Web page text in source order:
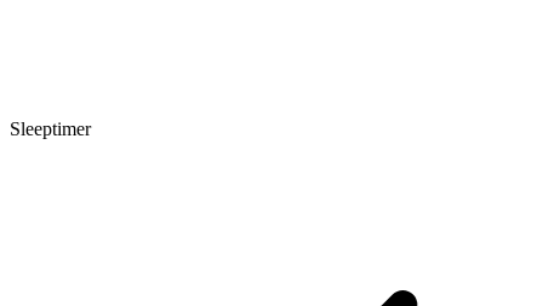
Sleeptimer